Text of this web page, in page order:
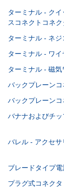
ターミナル - ク
スコネクトコネク
ターミナル - ネジ
ターミナル - ワ
ターミナル - 磁
バックプレーン
バックプレーン
バナナおよびチ
バレル - アクセサ
ブレードタイプ
プラグ式コネクタ